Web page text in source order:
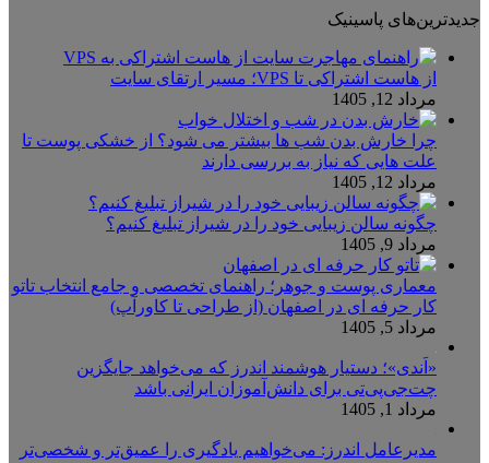
جدیدترین‌های پاسینیک
از هاست اشتراکی تا VPS؛ مسیر ارتقای سایت
مرداد 12, 1405
چرا خارش بدن شب ها بیشتر می شود؟ از خشکی پوست تا
علت هایی که نیاز به بررسی دارند
مرداد 12, 1405
چگونه سالن زیبایی خود را در شیراز تبلیغ کنیم؟
مرداد 9, 1405
معماری پوست و جوهر؛ راهنمای تخصصی و جامع انتخاب تاتو
کار حرفه ای در اصفهان (از طراحی تا کاورآپ)
مرداد 5, 1405
«اَندی»؛ دستیار هوشمند اندرز که می‌خواهد جایگزین
چت‌جی‌پی‌تی برای دانش‌آموزان ایرانی باشد
مرداد 1, 1405
مدیرعامل اندرز: می‌خواهیم یادگیری را عمیق‌تر و شخصی‌تر